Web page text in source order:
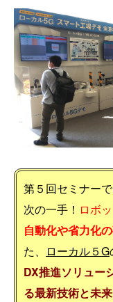
第５回セミナーで
次の一手！ ロボ
自動化や省力化
た、
ローカル５G
DX推進ソリュー
る最新技術と未来